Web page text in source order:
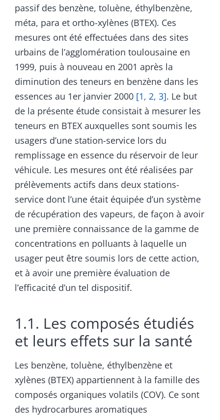
passif des benzène, toluène, éthylbenzène,
méta, para et ortho-xylènes (BTEX). Ces
mesures ont été effectuées dans des sites
urbains de l’agglomération toulousaine en
1999, puis à nouveau en 2001 après la
diminution des teneurs en benzène dans les
essences au 1er janvier 2000 [1, 2, 3]. Le but
de la présente étude consistait à mesurer les
teneurs en BTEX auxquelles sont soumis les
usagers d’une station-service lors du
remplissage en essence du réservoir de leur
véhicule. Les mesures ont été réalisées par
prélèvements actifs dans deux stations-
service dont l’une était équipée d’un système
de récupération des vapeurs, de façon à avoir
une première connaissance de la gamme de
concentrations en polluants à laquelle un
usager peut être soumis lors de cette action,
et à avoir une première évaluation de
l’efficacité d’un tel dispositif.
1.1. Les composés étudiés
et leurs effets sur la santé
Les benzène, toluène, éthylbenzène et
xylènes (BTEX) appartiennent à la famille des
composés organiques volatils (COV). Ce sont
des hydrocarbures aromatiques